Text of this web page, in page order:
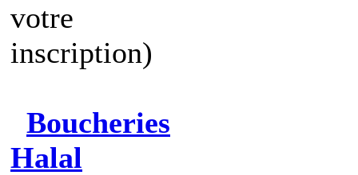
votre
inscription)
Boucheries
Halal